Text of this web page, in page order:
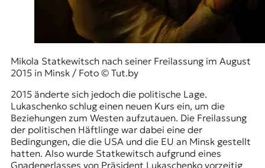
Mikola Statkewitsch nach seiner Freilassung im August
2015 in Minsk / Foto © Tut.by
2015 änderte sich jedoch die politische Lage.
Lukaschenko schlug einen neuen Kurs ein, um die
Beziehungen zum Westen aufzutauen. Die Freilassung
der politischen Häftlinge war dabei eine der
Bedingungen, die die USA und die EU an Minsk gestellt
hatten. Also wurde Statkewitsch aufgrund eines
Gnadenerlasses von Präsident Lukaschenko vorzeitig